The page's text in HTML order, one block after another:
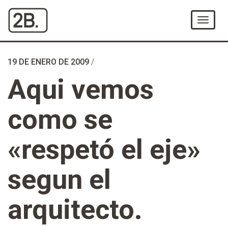
Contenido
Menú
19 DE ENERO DE 2009 /
Aqui vemos
como se
«respetó el eje»
segun el
arquitecto.